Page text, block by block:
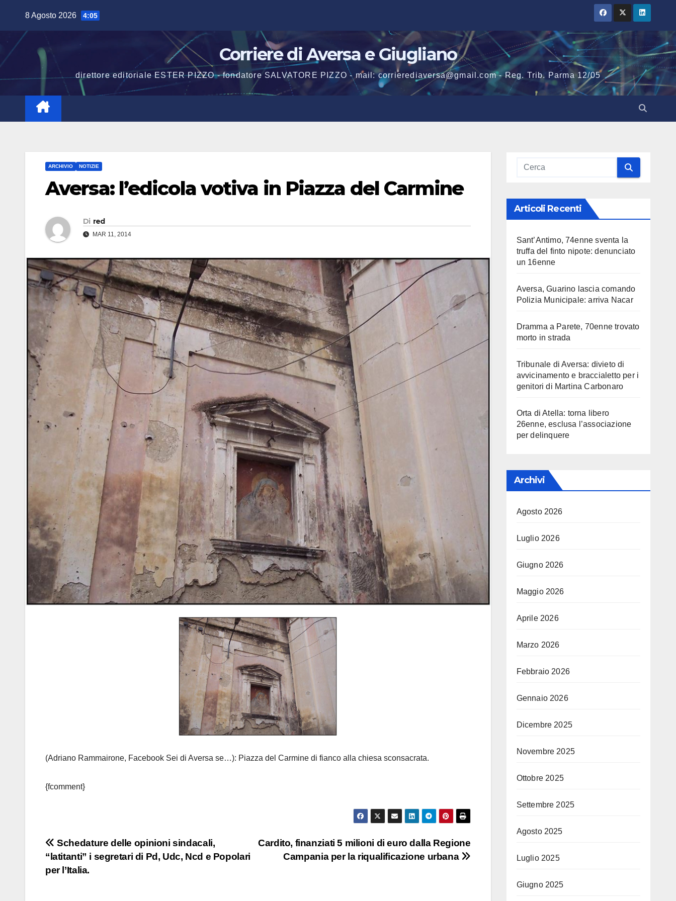
contenuto
8 Agosto 2026 4:05
Corriere di Aversa e Giugliano
direttore editoriale ESTER PIZZO - fondatore SALVATORE PIZZO - mail: corrierediaversa@gmail.com - Reg. Trib. Parma 12/05
ARCHIVIO NOTIZIE
Aversa: l’edicola votiva in Piazza del Carmine
Di red
MAR 11, 2014
(Adriano Rammairone, Facebook Sei di Aversa se…): Piazza del Carmine di fianco alla chiesa sconsacrata.
{fcomment}
Navigazione
articoli
Cardito, finanziati 5 milioni di euro dalla Regione
Campania per la riqualificazione urbana
Schedature delle opinioni sindacali,
“latitanti” i segretari di Pd, Udc, Ncd e Popolari
per l’Italia.
Articoli Recenti
Sant’Antimo, 74enne sventa la
truffa del finto nipote: denunciato
un 16enne
Aversa, Guarino lascia comando
Polizia Municipale: arriva Nacar
Dramma a Parete, 70enne trovato
morto in strada
Tribunale di Aversa: divieto di
avvicinamento e braccialetto per i
genitori di Martina Carbonaro
Orta di Atella: torna libero
26enne, esclusa l’associazione
per delinquere
Archivi
Agosto 2026
Luglio 2026
Giugno 2026
Maggio 2026
Aprile 2026
Marzo 2026
Febbraio 2026
Gennaio 2026
Dicembre 2025
Novembre 2025
Ottobre 2025
Settembre 2025
Agosto 2025
Luglio 2025
Giugno 2025